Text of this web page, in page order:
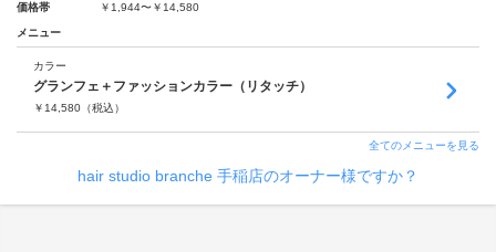
価格帯
￥1,944〜￥14,580
メニュー
カラー
グランフェ＋ファッションカラー（リタッチ）
￥ 14,580 （税込）
全てのメニューを見る
hair studio branche 手稲店のオーナー様ですか？